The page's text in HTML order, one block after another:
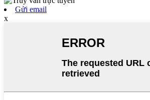
Gửi email
x